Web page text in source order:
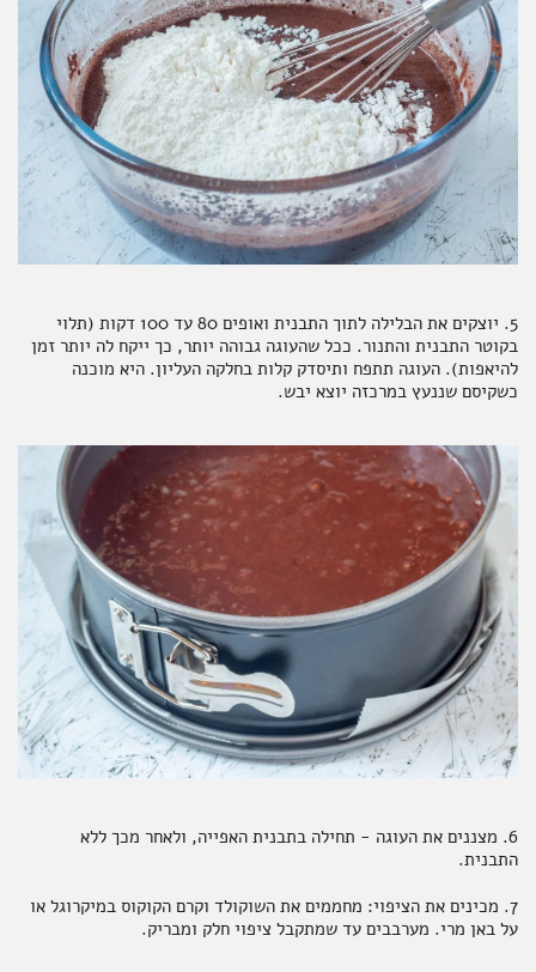
5. יוצקים את הבלילה לתוך התבנית ואופים 80 עד 100 דקות (תלוי
בקוטר התבנית והתנור. ככל שהעוגה גבוהה יותר, כך ייקח לה יותר זמן
להיאפות). העוגה תתפח ותיסדק קלות בחלקה העליון. היא מוכנה
כשקיסם שננעץ במרכזה יוצא יבש.
6. מצננים את העוגה - תחילה בתבנית האפייה, ולאחר מכך ללא
התבנית.
7. מכינים את הציפוי: מחממים את השוקולד וקרם הקוקוס במיקרוגל או
על באן מרי. מערבבים עד שמתקבל ציפוי חלק ומבריק.